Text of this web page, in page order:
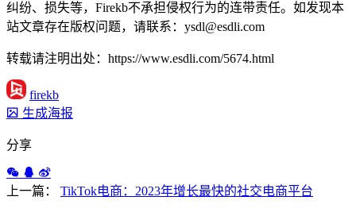
纠纷、损失等，Firekb不承担侵权行为的连带责任。如发现本
站文章存在版权问题，请联系：ysdl@esdli.com
转载请注明出处：https://www.esdli.com/5674.html
firekb
生成海报
分享
上一篇： TikTok电商：2023年增长最快的社交电商平台